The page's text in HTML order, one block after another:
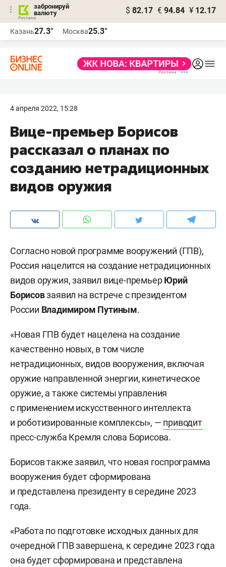
забронируй
валюту
$ 82.17 € 94.84 ¥ 12.17
Казань27.3° Москва25.3°
4 апреля 2022, 15:28
Вице-премьер Борисов
рассказал о планах по
созданию нетрадиционных
видов оружия
Согласно новой программе вооружений (ГПВ),
Россия нацелится на создание нетрадиционных
видов оружия, заявил вице-премьерЮрий
Борисовзаявил на встрече с президентом
России Владимиром Путиным.
«Новая ГПВ будет нацелена на создание
качественно новых, в том числе
нетрадиционных, видов вооружения, включая
оружие направленной энергии, кинетическое
оружие, а также системы управления
с применением искусственного интеллекта
и роботизированные комплексы», — приводит
пресс-служба Кремля слова Борисова.
Борисов также заявил, что новая госпрограмма
вооружения будет сформирована
и представлена президенту в середине 2023
года.
«Работа по подготовке исходных данных для
очередной ГПВ завершена, к середине 2023 года
она будет сформирована и представлена